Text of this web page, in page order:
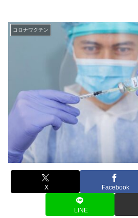
コロナワクチン
X Facebook
LINE